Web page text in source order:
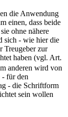
die Anwendung
einen, dass beide
ohne nähere
sich - wie hier die
Treugeber zur
haben (vgl. Art.
anderen wird von
- für den
- die Schriftform
sein wollen